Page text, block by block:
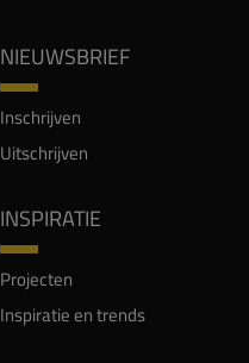
NIEUWSBRIEF
Inschrijven
Uitschrijven
INSPIRATIE
Projecten
Inspiratie en trends